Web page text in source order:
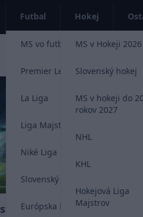
Futbal
MS vo futbale 2026
Premier League
La Liga
Liga Majstrov
Niké Liga
Slovenský futbal
Európska Liga
Hokej
MS v Hokeji 2026
Slovenský hokej
MS v hokeji do 20
rokov 2027
NHL
KHL
Hokejová Liga
Majstrov
VIDEO
Miroslav